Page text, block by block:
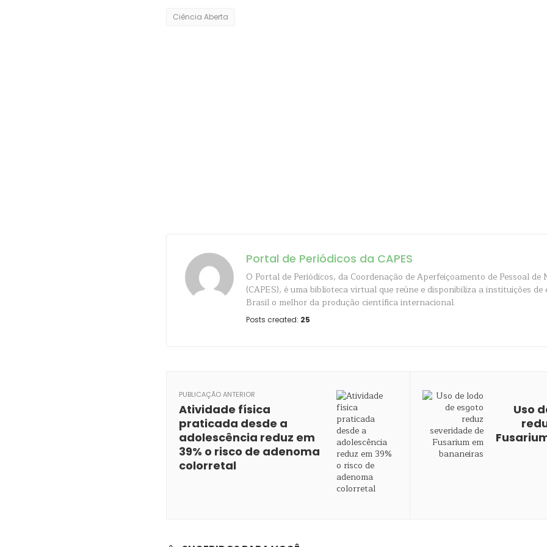
Ciência Aberta
Portal de Periódicos da CAPES
O Portal de Periódicos, da Coordenação de Aperfeiçoamento de Pessoal de
(CAPES), é uma biblioteca virtual que reúne e disponibiliza a instituições de
Brasil o melhor da produção científica internacional.
Posts created: 25
PUBLICAÇÃO ANTERIOR
Atividade física
praticada desde a
adolescência reduz em
39% o risco de adenoma
colorretal
Uso